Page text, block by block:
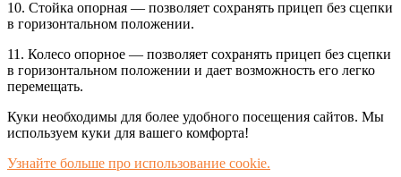
10. Стойка опорная — позволяет сохранять прицеп без сцепки
в горизонтальном положении.
11. Колесо опорное — позволяет сохранять прицеп без сцепки
в горизонтальном положении и дает возможность его легко
перемещать.
Куки необходимы для более удобного посещения сайтов. Мы
используем куки для вашего комфорта!
Узнайте больше про использование cookie.